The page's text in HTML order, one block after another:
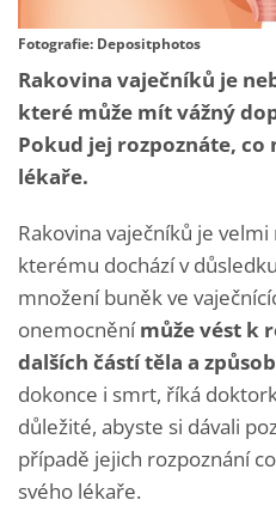
Fotografie: Depositphotos
Rakovina vaječníků je
které může mít vážný
Pokud jej rozpoznáte,
lékaře.
Rakovina vaječníků je
kterému dochází v
množení buněk ve
onemocněnímůže vést k
dalších částí těla a
dokonce i smrt, říká
důležité, abyste si dávali
případě jejich rozpoznání
svého lékaře.